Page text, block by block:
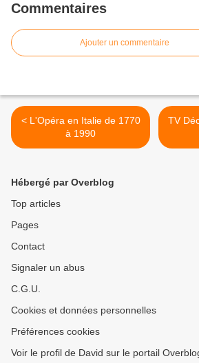
Commentaires
Ajouter un commentaire
< L'Opéra en Italie de 1770
à 1990
TV
Hébergé par Overblog
Top articles
Pages
Contact
Signaler un abus
C.G.U.
Cookies et données personnelles
Préférences cookies
Voir le profil de David sur le portail